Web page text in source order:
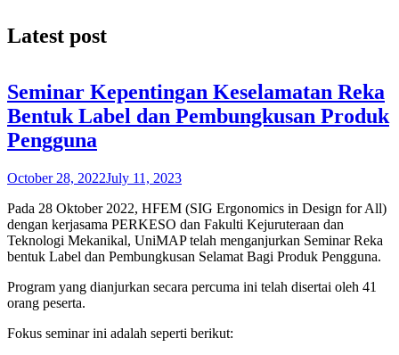
Latest post
Seminar Kepentingan Keselamatan Reka
Bentuk Label dan Pembungkusan Produk
Pengguna
October 28, 2022July 11, 2023
Pada 28 Oktober 2022, HFEM (SIG Ergonomics in Design for All)
dengan kerjasama PERKESO dan Fakulti Kejuruteraan dan
Teknologi Mekanikal, UniMAP telah menganjurkan Seminar Reka
bentuk Label dan Pembungkusan Selamat Bagi Produk Pengguna.
Program yang dianjurkan secara percuma ini telah disertai oleh 41
orang peserta.
Fokus seminar ini adalah seperti berikut: